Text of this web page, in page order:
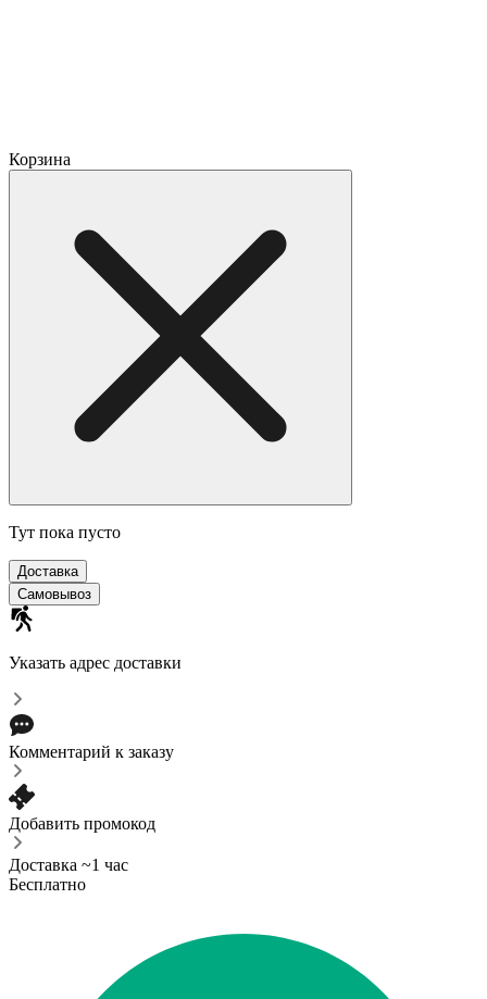
Корзина
Тут пока пусто
Доставка
Самовывоз
Указать адрес доставки
Комментарий к заказу
Добавить промокод
Доставка ~1 час
Бесплатно